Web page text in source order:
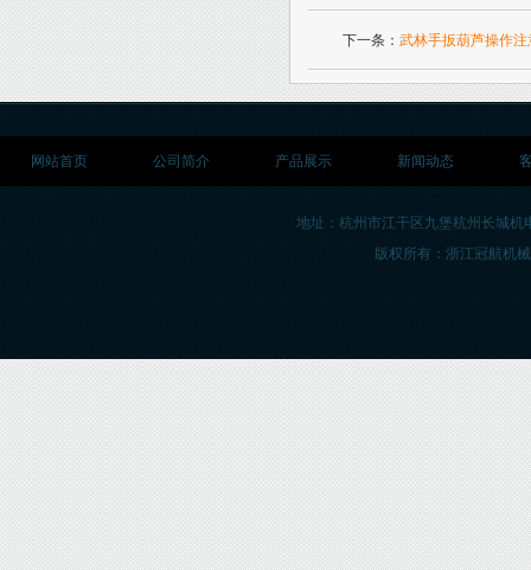
下一条： 武林手扳葫芦操作注
网站首页 公司简介 产品展示 新闻动态
地址：杭州市江干区九堡杭州长城机
版权所有：浙江冠航机